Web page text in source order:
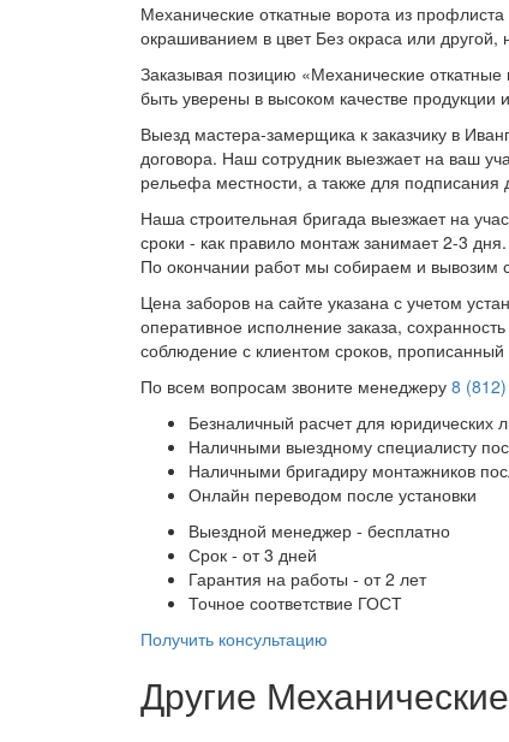
Механические откатные ворота из
окрашиванием в цвет Без окраса или
Заказывая позицию «Механические
быть уверены в высоком качестве продукции
Выезд мастера-замерщика к заказчику в
договора. Наш сотрудник выезжает на ваш
рельефа местности, а также для подписания
Наша строительная бригада выезжает на
сроки - как правило монтаж занимает 2-3 дня.
По окончании работ мы собираем и вывозим
Цена заборов на сайте указана с учетом
оперативное исполнение заказа,
соблюдение с клиентом сроков, прописанный
По всем вопросам звоните менеджеру 8
Безналичный расчет для юридических
Наличными выездному специалисту
Наличными бригадиру монтажников
Онлайн переводом после установки
Выездной менеджер - бесплатно
Срок - от 3 дней
Гарантия на работы - от 2 лет
Точное соответствие ГОСТ
Получить консультацию
Другие